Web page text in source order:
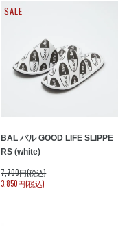
SALE
BAL バル GOOD LIFE SLIPPE
RS (white)
7,700円(税込)
3,850円(税込)